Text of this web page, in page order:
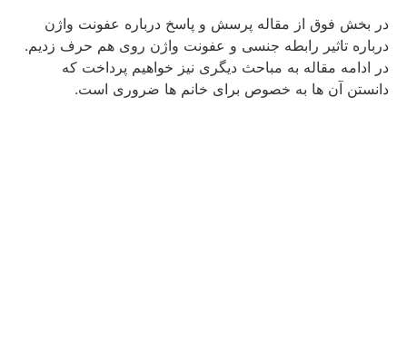
در بخش فوق از مقاله پرسش و پاسخ درباره عفونت واژن
درباره تاثیر رابطه جنسی و عفونت واژن روی هم حرف زدیم.
در ادامه مقاله به مباحث دیگری نیز خواهیم پرداخت که
دانستن آن ها به خصوص برای خانم ها ضروری است.